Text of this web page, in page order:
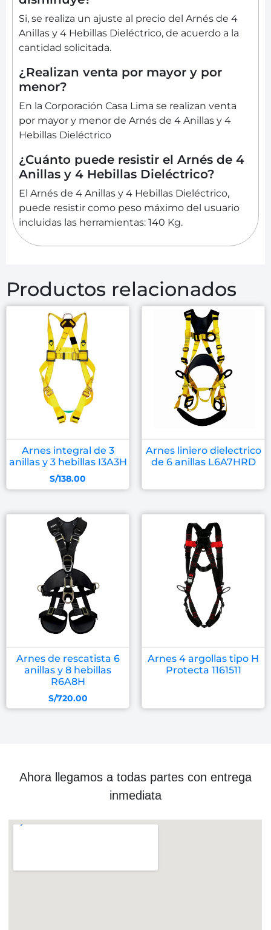
Si, se realiza un ajuste al precio del Arnés de 4
Anillas y 4 Hebillas Dieléctrico, de acuerdo a la
cantidad solicitada.
¿Realizan venta por mayor y por
menor?
En la Corporación Casa Lima se realizan venta
por mayor y menor de Arnés de 4 Anillas y 4
Hebillas Dieléctrico
¿Cuánto puede resistir el Arnés de 4
Anillas y 4 Hebillas Dieléctrico?
El Arnés de 4 Anillas y 4 Hebillas Dieléctrico,
puede resistir como peso máximo del usuario
incluidas las herramientas: 140 Kg.
Productos relacionados
Arnes integral de 3
anillas y 3 hebillas I3A3H
S/138.00
Arnes liniero dielectrico
de 6 anillas L6A7HRD
Arnes de rescatista 6
anillas y 8 hebillas
R6A8H
S/720.00
Arnes 4 argollas tipo H
Protecta 1161511
Ahora llegamos a todas partes con entrega
inmediata